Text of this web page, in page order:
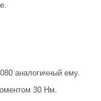
аналогичный ему.
30 Нм.